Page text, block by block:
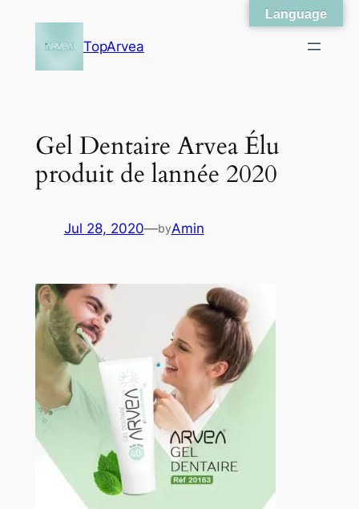
TopArvea
Gel Dentaire Arvea Élu
produit de lannée 2020
Jul 28, 2020—byAmin
Language